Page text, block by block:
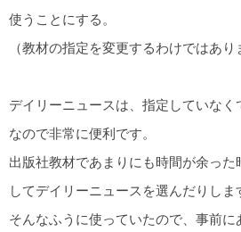
使うことにする。
（教材の指定を変更するわけではあり
デイリーニュースは、指定していな
なので非常に便利です。
出版社教材であまりにも時間が余った
してデイリーニュースを選んだりしま
そんなふうに使っていたので、事前に